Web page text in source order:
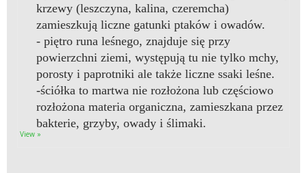
krzewy (leszczyna, kalina, czeremcha)
zamieszkują liczne gatunki ptaków i owadów.
- piętro runa leśnego, znajduje się przy
powierzchni ziemi, występują tu nie tylko mchy,
porosty i paprotniki ale także liczne ssaki leśne.
-ściółka to martwa nie rozłożona lub częściowo
rozłożona materia organiczna, zamieszkana przez
bakterie, grzyby, owady i ślimaki.
View »